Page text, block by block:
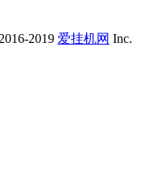
2019 爱挂机网 Inc.